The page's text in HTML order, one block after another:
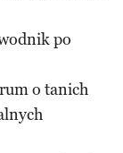
po
o tanich